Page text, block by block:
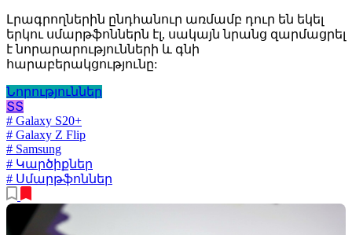
Լրագրողներին ընդհանուր առմամբ դուր են եկել
երկու սմարթֆոններն էլ, սակայն նրանց զարմացրել
է նորարարությունների և գնի
հարաբերակցությունը:
Նորություններ
ՏՏ
# Galaxy S20+
# Galaxy Z Flip
# Samsung
# Կարծիքներ
# Սմարթֆոններ